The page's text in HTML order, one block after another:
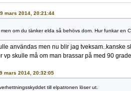
mars 2014, 20:21:44
om du tänker elda så behövs dom. Hur funkar en
användas men nu blir jag
vp skulle må om man brassar på med 90
mars 2014, 20:32:05
till elpatronen löser ut.